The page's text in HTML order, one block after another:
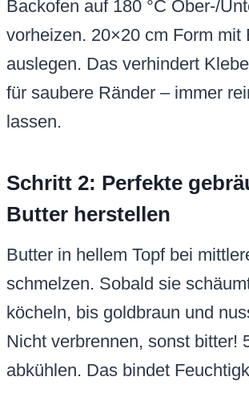
köcheln, bis goldbraun und
Nicht verbrennen, sonst bitter!
abkühlen. Das bindet
Wenn Sie diesen Schritt genau
gelingen.
Schritt 3-6: Teig
und backen
Gebräunte Butter mit Zucker 2
rühren. Eier und Vanille
unterrühren, glatt schlagen.